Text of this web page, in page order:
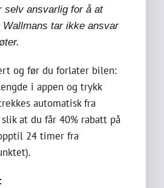
selv ansvarlig for å at
tar ikke ansvar
og før du forlater bilen:
i appen og trykk
automatisk fra
at du får 40% rabatt på
24 timer fra